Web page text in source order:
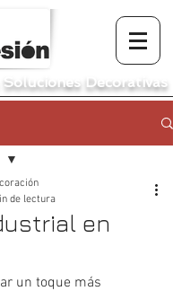
Soluciones Decorativas
en
de lectura
un toque más